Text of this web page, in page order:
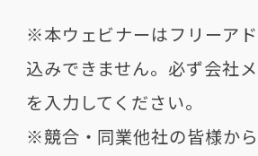
※本ウェビナーはフリーア
込みできません。必ず会社
を入力してください。
※競合・同業他社の皆様か